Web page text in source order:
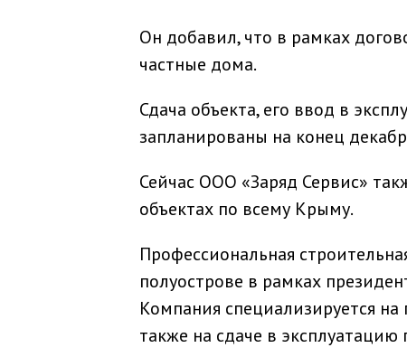
Он добавил, что в рамках
частные дома.
Сдача объекта, его ввод в
запланированы на конец
Сейчас ООО «Заряд Сервис»
объектах по всему Крыму.
Профессиональная
полуострове в рамках
Компания специализируется
также на сдаче в эксплуатацию